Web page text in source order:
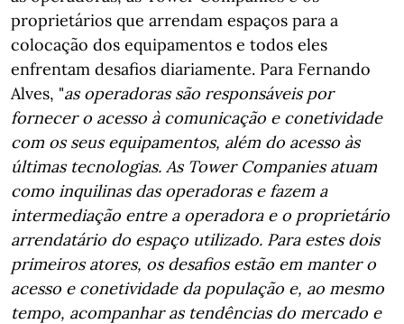
proprietários que arrendam espaços para a
colocação dos equipamentos e todos eles
enfrentam desafios diariamente. Para Fernando
Alves, "as operadoras são responsáveis por
fornecer o acesso à comunicação e conetividade
com os seus equipamentos, além do acesso às
últimas tecnologias. As Tower Companies atuam
como inquilinas das operadoras e fazem a
intermediação entre a operadora e o proprietário
arrendatário do espaço utilizado. Para estes dois
primeiros atores, os desafios estão em manter o
acesso e conetividade da população e, ao mesmo
tempo, acompanhar as tendências do mercado e